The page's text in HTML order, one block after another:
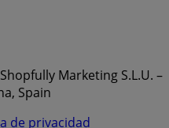
Marketing S.L.U. –
Spain
de privacidad